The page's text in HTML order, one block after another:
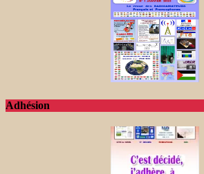
Adhésion